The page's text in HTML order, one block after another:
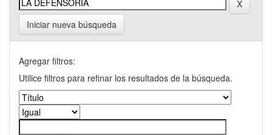
Iniciar nueva búsqueda
Agregar filtros:
Utilice filtros para refinar los resultados de la búsqueda.